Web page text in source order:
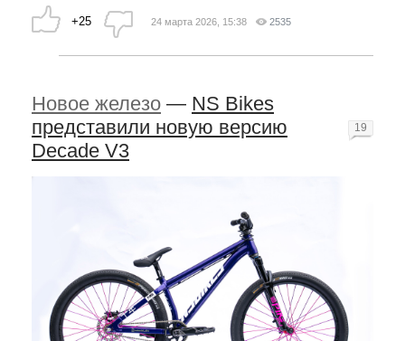
+25 24 марта 2026, 15:38 2535
Новое железо — NS Bikes
представили новую версию
Decade V3
19